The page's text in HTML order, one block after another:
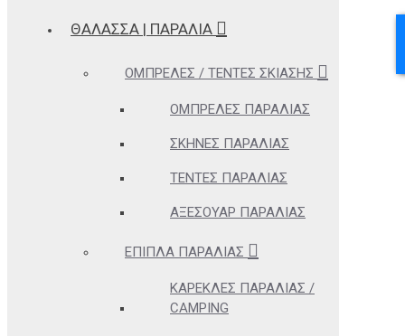
ΘΆΛΑΣΣΑ | ΠΑΡΑΛΊΑ
ΟΜΠΡΈΛΕΣ / ΤΈΝΤΕΣ ΣΚΊΑΣΗΣ
ΟΜΠΡΈΛΕΣ ΠΑΡΑΛΊΑΣ
ΣΚΗΝΈΣ ΠΑΡΑΛΊΑΣ
ΤΈΝΤΕΣ ΠΑΡΑΛΊΑΣ
ΑΞΕΣΟΥΆΡ ΠΑΡΑΛΊΑΣ
ΈΠΙΠΛΑ ΠΑΡΑΛΊΑΣ
ΚΑΡΈΚΛΕΣ ΠΑΡΑΛΊΑΣ /
CAMPING